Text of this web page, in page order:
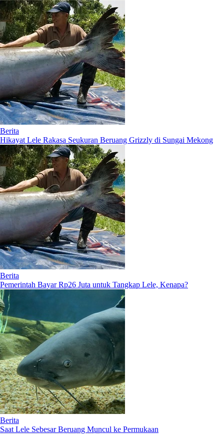
Berita
Hikayat Lele Rakasa Seukuran Beruang Grizzly di Sungai Mekong
Berita
Pemerintah Bayar Rp26 Juta untuk Tangkap Lele, Kenapa?
Berita
Saat Lele Sebesar Beruang Muncul ke Permukaan